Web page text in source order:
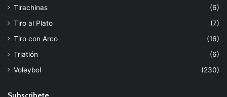
Tirachinas
(6)
Tiro al Plato
(7)
Tiro con Arco
(16)
Triatlón
(6)
Voleybol
(230)